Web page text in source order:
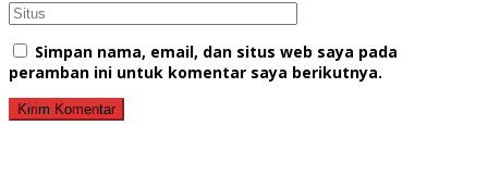
Simpan nama, email, dan situs web saya pada
peramban ini untuk komentar saya berikutnya.